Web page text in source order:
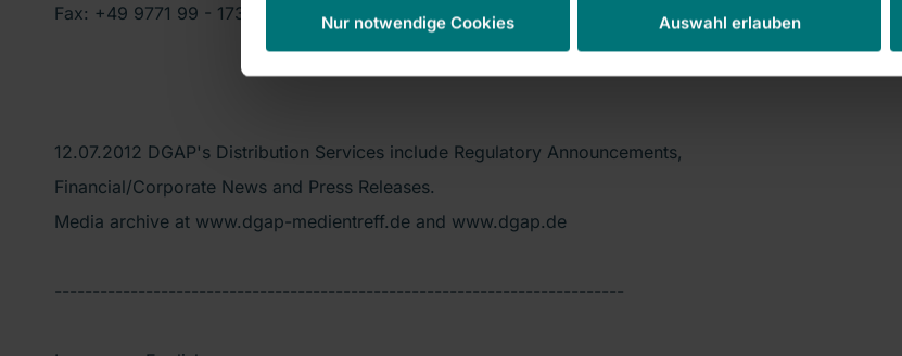
Nur notwendige Cookies Auswahl erlauben
Fax: +49 9771 99 - 1736
12.07.2012 DGAP's Distribution Services include Regulatory Announcements,
Financial/Corporate News and Press Releases.
Media archive at www.dgap-medientreff.de and www.dgap.de
---------------------------------------------------------------------------